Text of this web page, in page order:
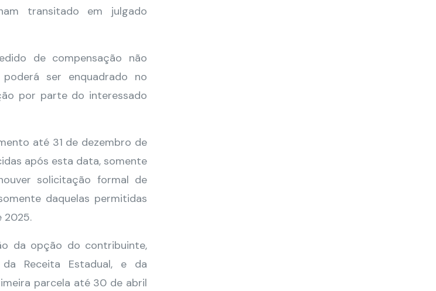
transitado em julgado
de compensação não
ser enquadrado no
por parte do interessado
até 31 de dezembro de
após esta data, somente
solicitação formal de
daquelas permitidas
2025.
da opção do contribuinte,
Receita Estadual, e da
parcela até 30 de abril